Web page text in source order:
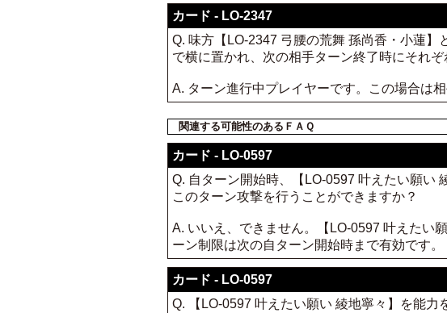
カード - LO-2347
Q. 味方【LO-2347 弓腰の荒舞 孫尚香・小蓮
で横に置かれ、次の相手ターン終了時にそれ
A. ターン進行中プレイヤーです。この場合は
関連する可能性のあるＦＡＱ
カード - LO-0597
Q. 自ターン開始時、【LO-0597 叶えたい願い
このターン攻撃を行うことができますか？
A. いいえ、できません。【LO-0597 叶えたい
ーン制限は次の自ターン開始時まで有効です。
カード - LO-0597
Q. 【LO-0597 叶えたい願い 綾地寧々】を能